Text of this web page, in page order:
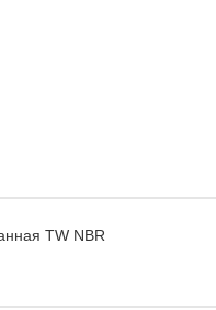
TW NBR